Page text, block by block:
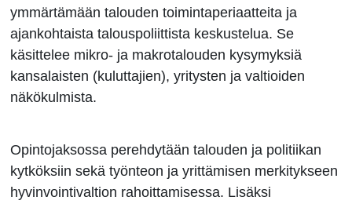
ymmärtämään talouden toimintaperiaatteita ja
ajankohtaista talouspoliittista keskustelua. Se
käsittelee mikro- ja makrotalouden kysymyksiä
kansalaisten (kuluttajien), yritysten ja valtioiden
näkökulmista.
Opintojaksossa perehdytään talouden ja politiikan
kytköksiin sekä työnteon ja yrittämisen merkitykseen
hyvinvointivaltion rahoittamisessa. Lisäksi